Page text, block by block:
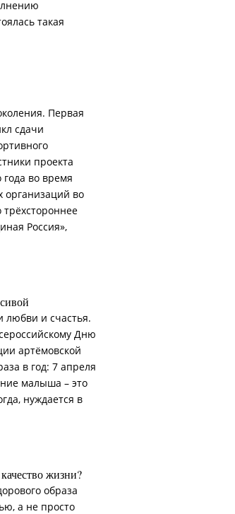
такая
Первая
сдачи
проекта
во время
организаций во
Россия»,
любви и счастья.
Дню
артёмовской
в год: 7 апреля
малыша – это
нуждается в
жизни?
образа
а не просто